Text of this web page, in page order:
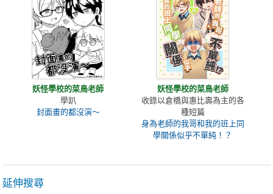
妖怪學校的菜鳥老師
學趴
封面畫的都沒演～
妖怪學校的菜鳥老師
收錄以倉橋與惠比壽為主的各
種短篇
身為老師的我哥和我的班上同
學關係似乎不單純！？
延伸搜尋